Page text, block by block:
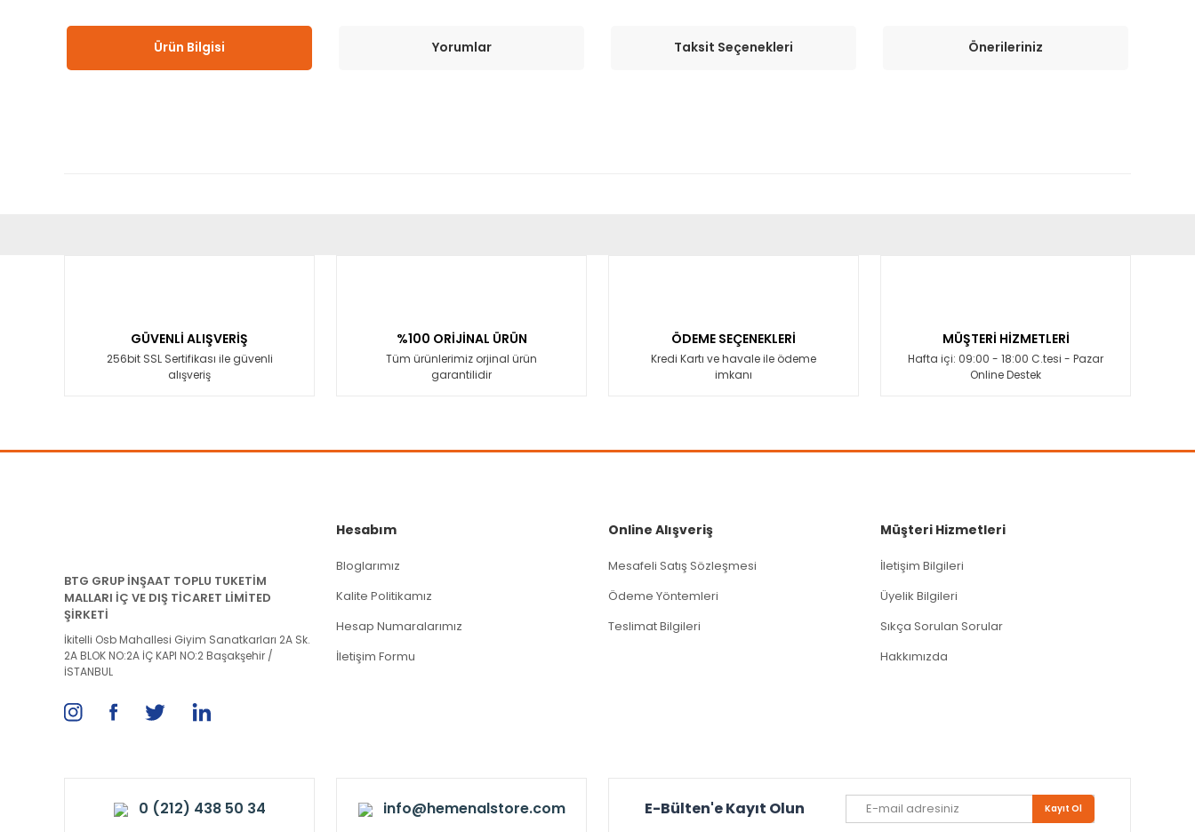
Ürün Bilgisi Yorumlar Taksit Seçenekleri Önerileriniz
Ürün bilgilerinde hatalar bulunuyor.
Ürün fiyatı diğer sitelerden daha pahalı.
GÜVENLİ ALIŞVERİŞ
256bit SSL Sertifikası ile güvenli
alışveriş
%100 ORİJİNAL ÜRÜN
Tüm ürünlerimiz orjinal ürün
garantilidir
ÖDEME SEÇENEKLERİ
Kredi Kartı ve havale ile ödeme
imkanı
MÜŞTERİ HİZMETLERİ
Hafta içi: 09:00 - 18:00 C.tesi - Pazar
Online Destek
BTG GRUP İNŞAAT TOPLU TUKETİM
MALLARI İÇ VE DIŞ TİCARET LİMİTED
ŞİRKETİ
İkitelli Osb Mahallesi Giyim Sanatkarları 2A Sk.
2A BLOK NO:2A İÇ KAPI NO:2 Başakşehir /
İSTANBUL
Hesabım
Bloglarımız
Kalite Politikamız
Hesap Numaralarımız
İletişim Formu
Online Alışveriş
Mesafeli Satış Sözleşmesi
Ödeme Yöntemleri
Teslimat Bilgileri
Müşteri Hizmetleri
İletişim Bilgileri
Üyelik Bilgileri
Sıkça Sorulan Sorular
Hakkımızda
0 (212) 438 50 34 info@hemenalstore.com E-Bülten'e Kayıt Olun Kayıt Ol